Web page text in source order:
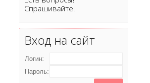
Спрашивайте!
Вход на сайт
Логин:
Пароль: